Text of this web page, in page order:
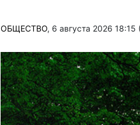
ОБЩЕСТВО, 6 августа 2026 18:15